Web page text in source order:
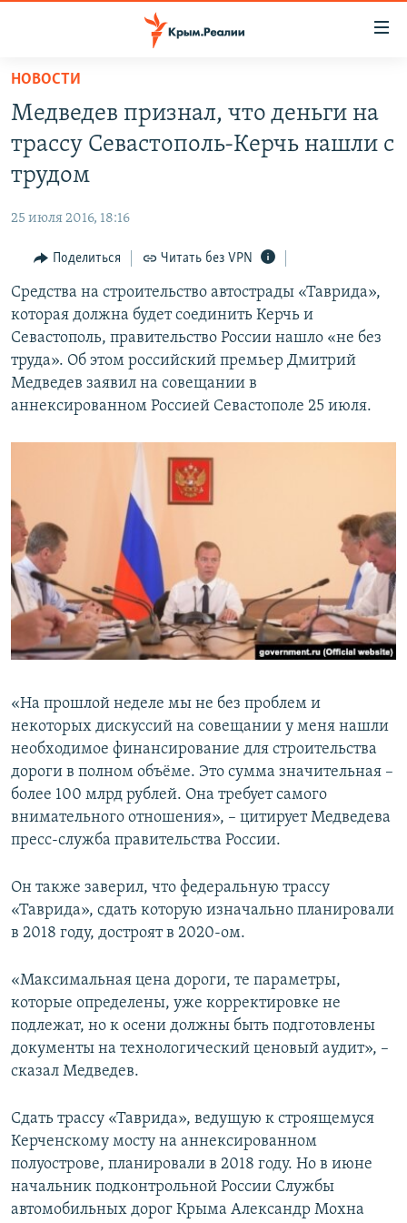
Вернуться
основному
содержанию
Вернутся
главной
Вернутся
поиску
СПЕЦПРОЕКТЫ
11 ЛЕТ ОККУПАЦИИ КРЫМА. 11 ИСТОРИЙ СОПРОТИВЛЕНИЯ
ВОДА
ЕЩЕ
ИНТЕРАКТИВ
ИНФОГРАФИКА
ТЕЛЕПРОЕКТ КРЫМ.РЕАЛИИ
СОВЕТЫ ПРАВОЗАЩИТНИКОВ
ПРОПАВШИЕ БЕЗ ВЕСТИ
УКРАИНСКАЯ ПРОБЛЕМА КРЫМА
РАДІО СВОБОДА
КАК ОБОЙТИ БЛОКИРОВКУ
Українською
Qırımtatar
Все сайты RFE/RL
НОВОСТИ
Медведев признал, что деньги на
трассу Севастополь-Керчь нашли с
трудом
25 июля 2016, 18:16
Поделиться Читать без VPN
Средства на строительство автострады «Таврида»,
которая должна будет соединить Керчь и
Севастополь, правительство России нашло «не без
труда». Об этом российский премьер Дмитрий
Медведев заявил на совещании в
аннексированном Россией Севастополе 25 июля.
«На прошлой неделе мы не без проблем и
некоторых дискуссий на совещании у меня нашли
необходимое финансирование для строительства
дороги в полном объёме. Это сумма значительная –
более 100 млрд рублей. Она требует самого
внимательного отношения», – цитирует Медведева
пресс-служба правительства России.
Он также заверил, что федеральную трассу
«Таврида», сдать которую изначально планировали
в 2018 году, достроят в 2020-ом.
«Максимальная цена дороги, те параметры,
которые определены, уже корректировке не
подлежат, но к осени должны быть подготовлены
документы на технологический ценовый аудит», –
сказал Медведев.
Сдать трассу «Таврида», ведущую к строящемуся
Керченскому мосту на аннексированном
полуострове, планировали в 2018 году. Но в июне
начальник подконтрольной России Службы
автомобильных дорог Крыма Александр Мохна